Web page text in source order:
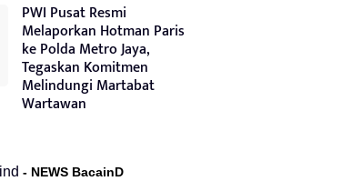
PWI Pusat Resmi
Melaporkan Hotman Paris
ke Polda Metro Jaya,
Tegaskan Komitmen
Melindungi Martabat
Wartawan
- NEWS BacainD